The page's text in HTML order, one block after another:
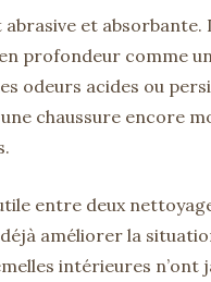
et absorbante.
profondeur comme
odeurs acides ou
chaussure encore
entre deux
améliorer la
intérieures n’ont